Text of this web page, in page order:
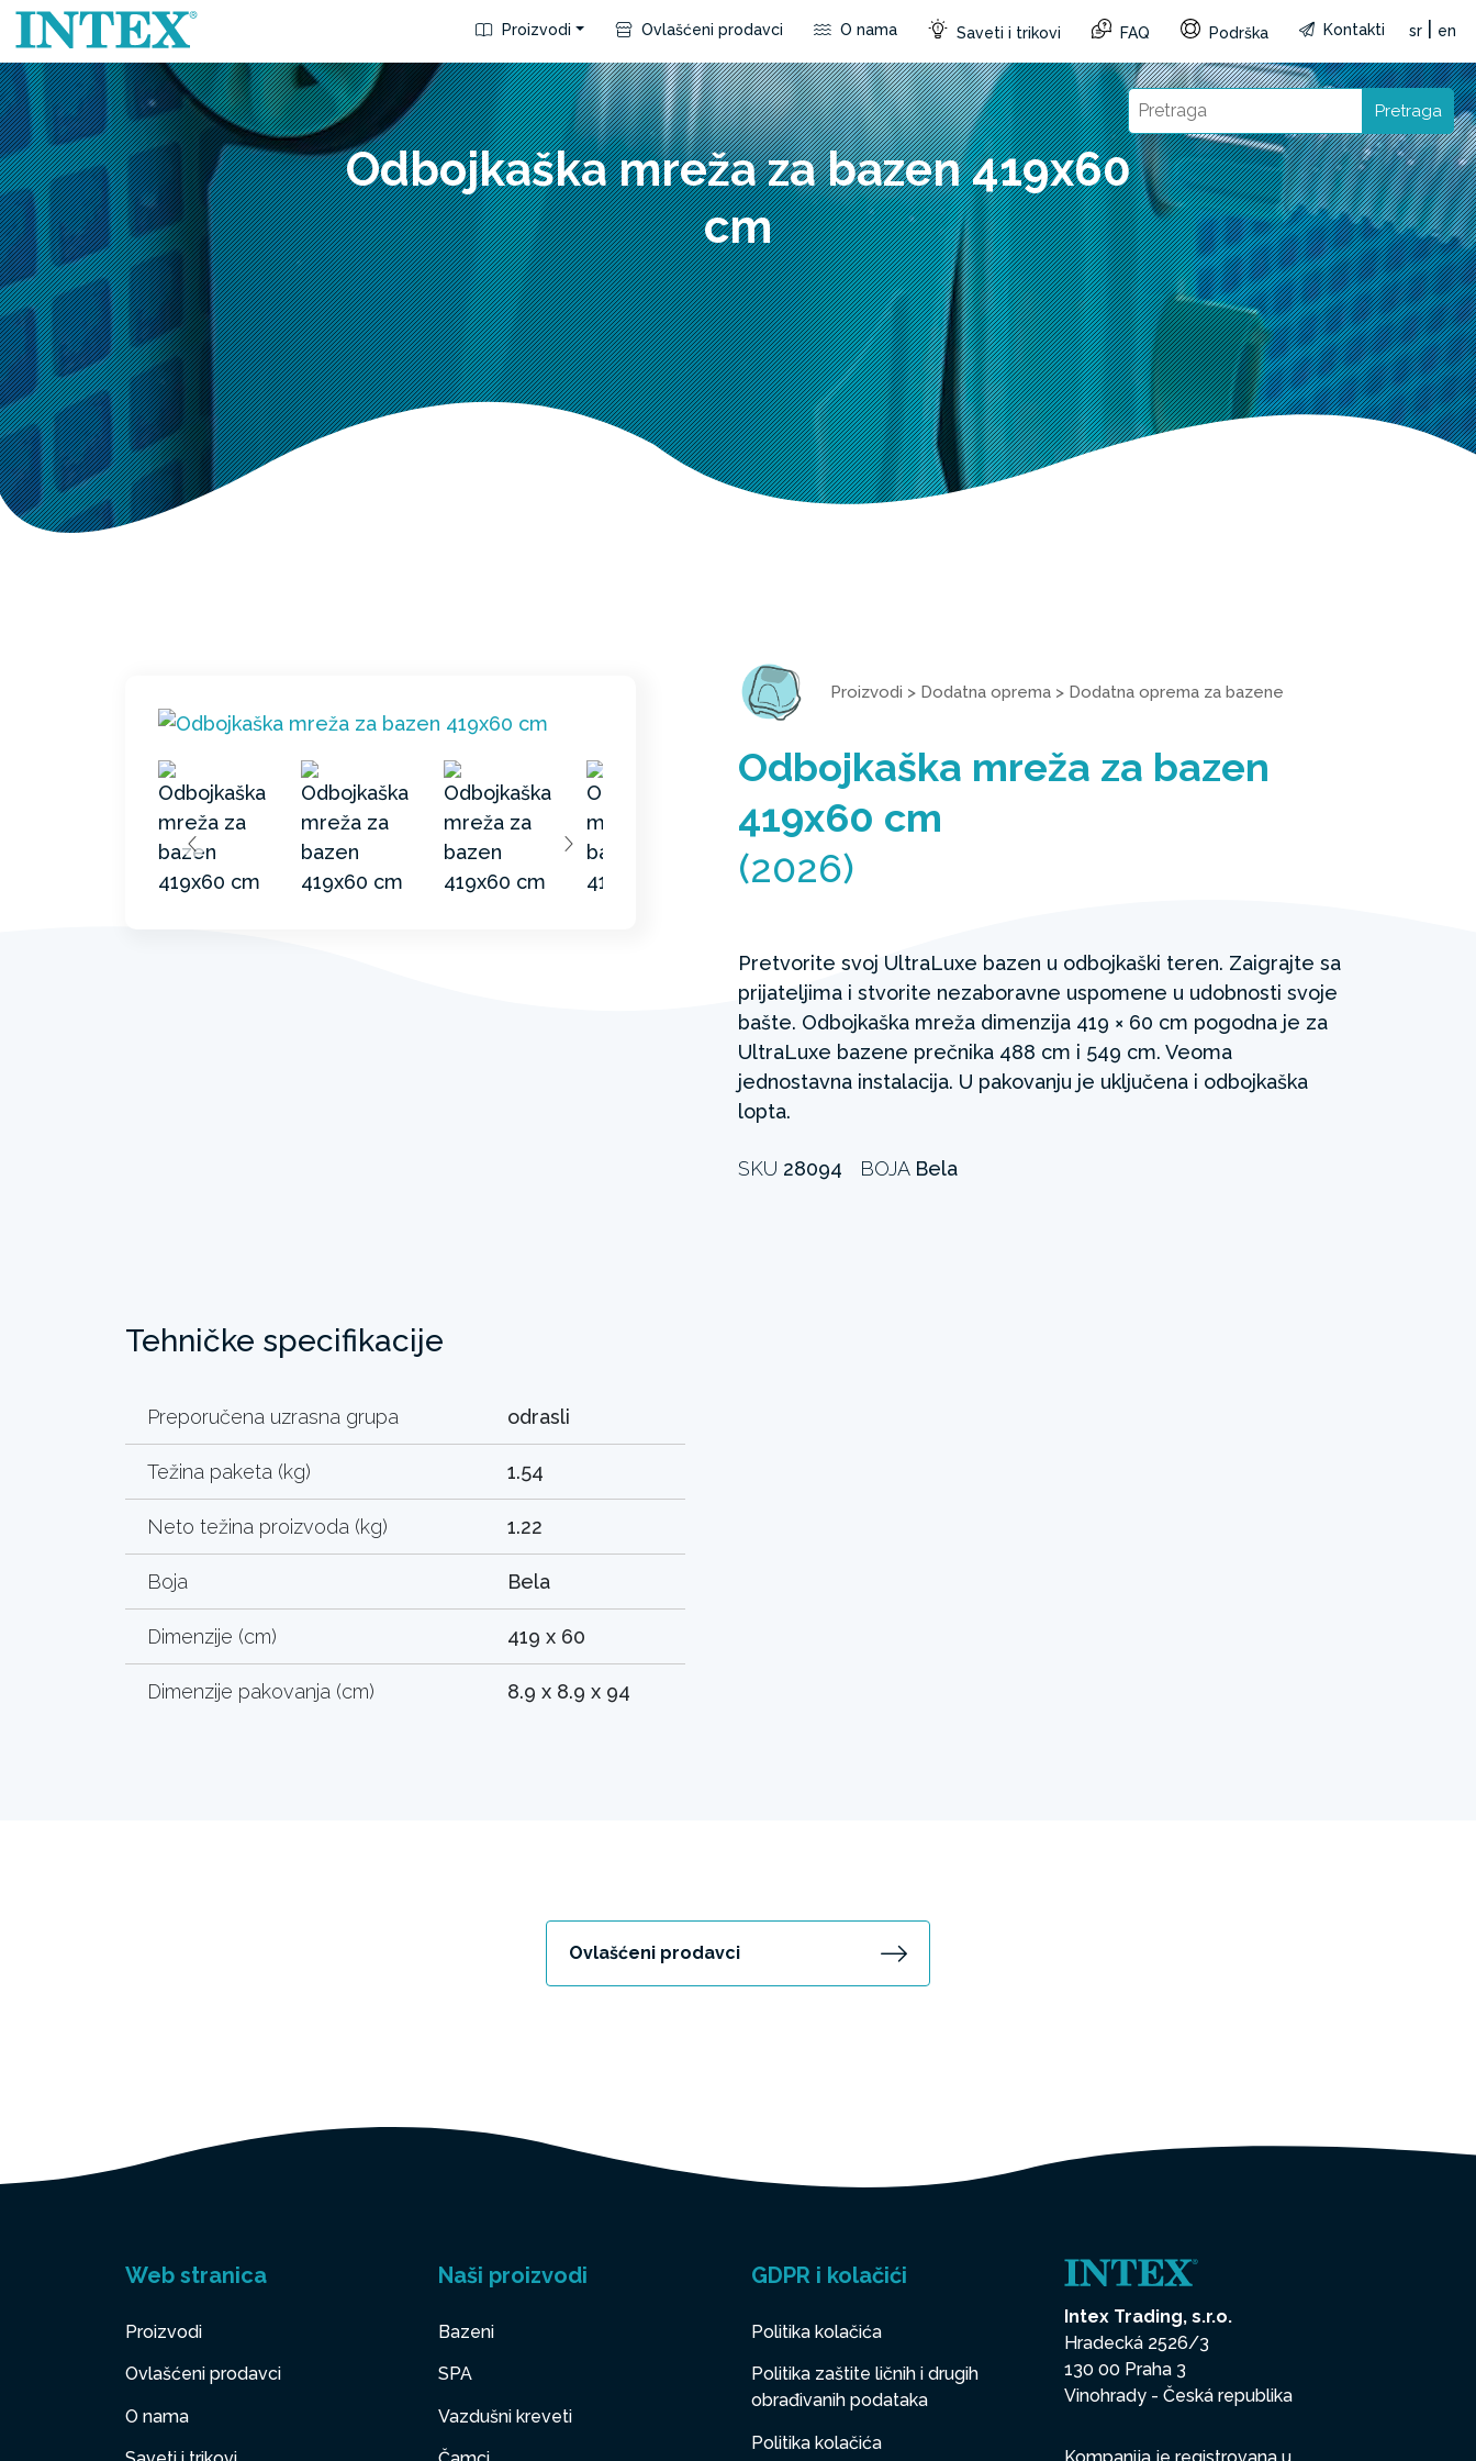
Proizvodi Ovlašćeni prodavci O nama Saveti i trikovi FAQ Podrška Kontakti sr en
Pretraga
Odbojkaška mreža za bazen 419x60
cm
Proizvodi > Dodatna oprema > Dodatna oprema za bazene
Odbojkaška mreža za bazen
419x60 cm
(2026)
Pretvorite svoj UltraLuxe bazen u odbojkaški teren. Zaigrajte sa
prijateljima i stvorite nezaboravne uspomene u udobnosti svoje
bašte. Odbojkaška mreža dimenzija 419 × 60 cm pogodna je za
UltraLuxe bazene prečnika 488 cm i 549 cm. Veoma
jednostavna instalacija. U pakovanju je uključena i odbojkaška
lopta.
SKU 28094 BOJA Bela
Tehničke specifikacije
Preporučena uzrasna grupa odrasli
Težina paketa (kg) 1.54
Neto težina proizvoda (kg) 1.22
Boja Bela
Dimenzije (cm) 419 x 60
Dimenzije pakovanja (cm) 8.9 x 8.9 x 94
Ovlašćeni prodavci
Web stranica
Proizvodi
Ovlašćeni prodavci
O nama
Naši proizvodi
Bazeni
SPA
Vazdušni kreveti
GDPR i kolačići
Politika kolačića
Politika zaštite ličnih i drugih
obrađivanih podataka
Politika kolačića
Intex Trading, s.r.o.
Hradecká 2526/3
130 00 Praha 3
Vinohrady - Česká republika